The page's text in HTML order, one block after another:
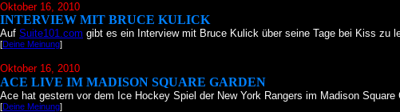
Oktober 16, 2010
INTERVIEW MIT BRUCE KULICK
Auf Suite101.com gibt es ein Interview mit Bruce Kulick über seine Tage bei Kiss zu
[Deine Meinung]
Oktober 16, 2010
ACE LIVE IM MADISON SQUARE GARDEN
Ace hat gestern vor dem Ice Hockey Spiel der New York Rangers im Madison Square
[Deine Meinung]